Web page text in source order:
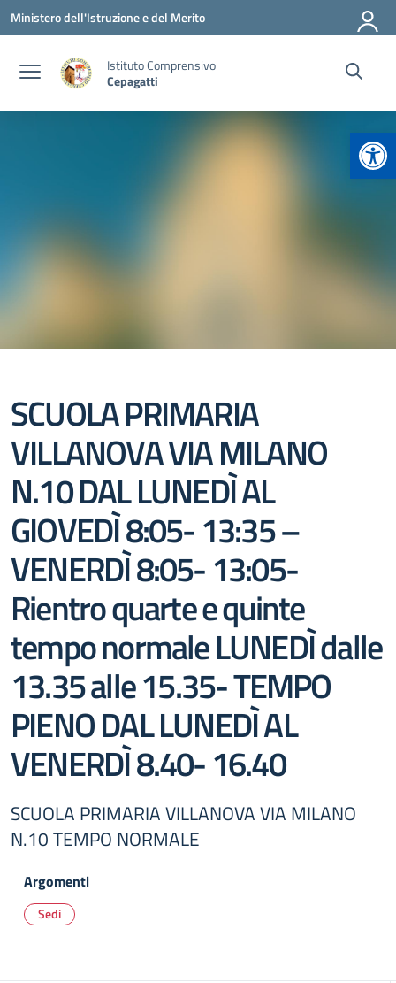
Vai ai contenuti
Vai al menu di navigazione
Vai al footer
Ministero dell'Istruzione e del Merito
Istituto Comprensivo
Cepagatti
SCUOLA PRIMARIA
VILLANOVA VIA MILANO
N.10 DAL LUNEDÌ AL
GIOVEDÌ 8:05- 13:35 –
VENERDÌ 8:05- 13:05-
Rientro quarte e quinte
tempo normale LUNEDÌ dalle
13.35 alle 15.35- TEMPO
PIENO DAL LUNEDÌ AL
VENERDÌ 8.40- 16.40
SCUOLA PRIMARIA VILLANOVA VIA MILANO
N.10 TEMPO NORMALE
Argomenti
Sedi